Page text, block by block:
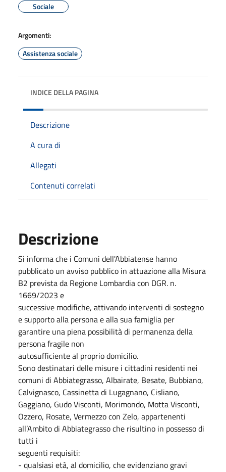
Sociale
Argomenti:
Assistenza sociale
INDICE DELLA PAGINA
Descrizione
A cura di
Allegati
Contenuti correlati
Descrizione
Si informa che i Comuni dell'Abbiatense hanno
pubblicato un avviso pubblico in attuazione alla Misura
B2 prevista da Regione Lombardia con DGR. n.
1669/2023 e
successive modifiche, attivando interventi di sostegno
e supporto alla persona e alla sua famiglia per
garantire una piena possibilità di permanenza della
persona fragile non
autosufficiente al proprio domicilio.
Sono destinatari delle misure i cittadini residenti nei
comuni di Abbiategrasso, Albairate, Besate, Bubbiano,
Calvignasco, Cassinetta di Lugagnano, Cisliano,
Gaggiano, Gudo Visconti, Morimondo, Motta Visconti,
Ozzero, Rosate, Vermezzo con Zelo, appartenenti
all’Ambito di Abbiategrasso che risultino in possesso di
tutti i
seguenti requisiti:
- qualsiasi età, al domicilio, che evidenziano gravi